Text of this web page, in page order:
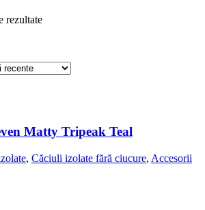
rezultateSortat
recente
Matty Tripeak Teal
, Căciuli izolate fără ciucure, Accesorii